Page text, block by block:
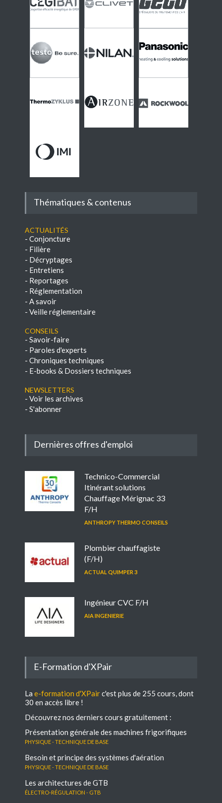
Thématiques & contenus
Actualités
- Conjoncture
- Filière
- Décryptages
- Entretiens
- Reportages
- Réglementation
- A savoir
- Veille réglementaire
Conseils
- Savoir-faire
- Paroles d'experts
- Chroniques techniques
- E-books & Dossiers techniques
NEWSLETTERS
- Voir les archives
- S'abonner
Dernières offres d'emploi
Technico-Commercial
Itinérant solutions
Chauffage Mérignac 33
F/H
ANTHROPY THERMO CONSEILS
Plombier chauffagiste
(F/H)
ACTUAL QUIMPER 3
Ingénieur CVC F/H
AIA INGENIERIE
E-Formation d'XPair
La e-formation d'XPairc'est plus de 255 cours, dont
30 en accès libre !
Découvrez nos derniers cours gratuitement :
Présentation générale des machines frigorifiques
Physique - Technique de base
Besoin et principe des systèmes d'aération
Physique - Technique de base
Les architectures de GTB
électro-régulation - GTB